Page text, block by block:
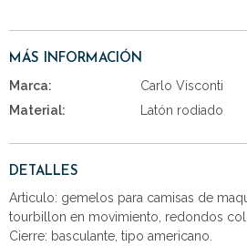
MÁS INFORMACIÓN
Marca:
Carlo Visconti
Material:
Latón rodiado
DETALLES
Articulo: gemelos para camisas de
tourbillon en movimiento, redondos
Cierre: basculante, tipo americano.